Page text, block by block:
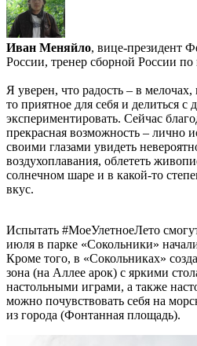
Иван Меняйло, вице-президент
России, тренер сборной России
Я уверен, что радость – в мелочах,
то приятное для себя и делиться с
экспериментировать. Сейчас
прекрасная возможность – лично
своими глазами увидеть
воздухоплавания, облететь
солнечном шаре и в какой-то
вкус.
Испытать #МоеУлетноеЛето
июля в парке «Сокольники»
Кроме того, в «Сокольниках»
зона (на Аллее арок) с яркими
настольными играми, а также
можно почувствовать себя на
из города (Фонтанная площадь).